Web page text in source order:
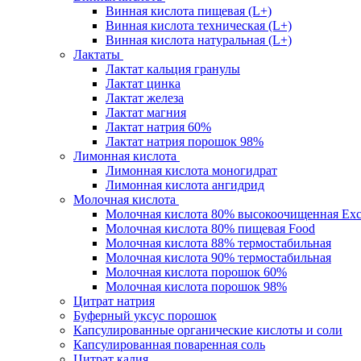
Винная кислота пищевая (L+)
Винная кислота техническая (L+)
Винная кислота натуральная (L+)
Лактаты
Лактат кальция гранулы
Лактат цинка
Лактат железа
Лактат магния
Лактат натрия 60%
Лактат натрия порошок 98%
Лимонная кислота
Лимонная кислота моногидрат
Лимонная кислота ангидрид
Молочная кислота
Молочная кислота 80% высокоочищенная
Молочная кислота 80% пищевая Food
Молочная кислота 88% термостабильная
Молочная кислота 90% термостабильная
Молочная кислота порошок 60%
Молочная кислота порошок 98%
Цитрат натрия
Буферный уксус порошок
Капсулированные органические кислоты и соли
Капсулированная поваренная соль